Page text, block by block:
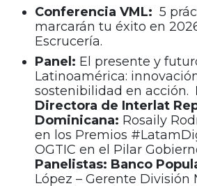
Conferencia VML: 5
marcarán tu éxito en
Escrucería.
Panel: El presente y
Latinoamérica:
sostenibilidad en acción.
Directora de Interlat
Dominicana: Rosaily
en los Premios
OGTIC en el Pilar
Panelistas: Banco
López – Gerente División